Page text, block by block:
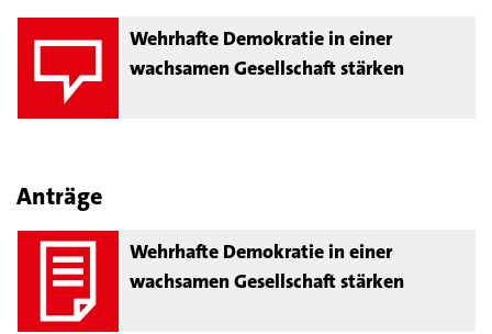
Wehrhafte Demokratie in einer
wachsamen Gesellschaft stärken
Anträge
Wehrhafte Demokratie in einer
wachsamen Gesellschaft stärken